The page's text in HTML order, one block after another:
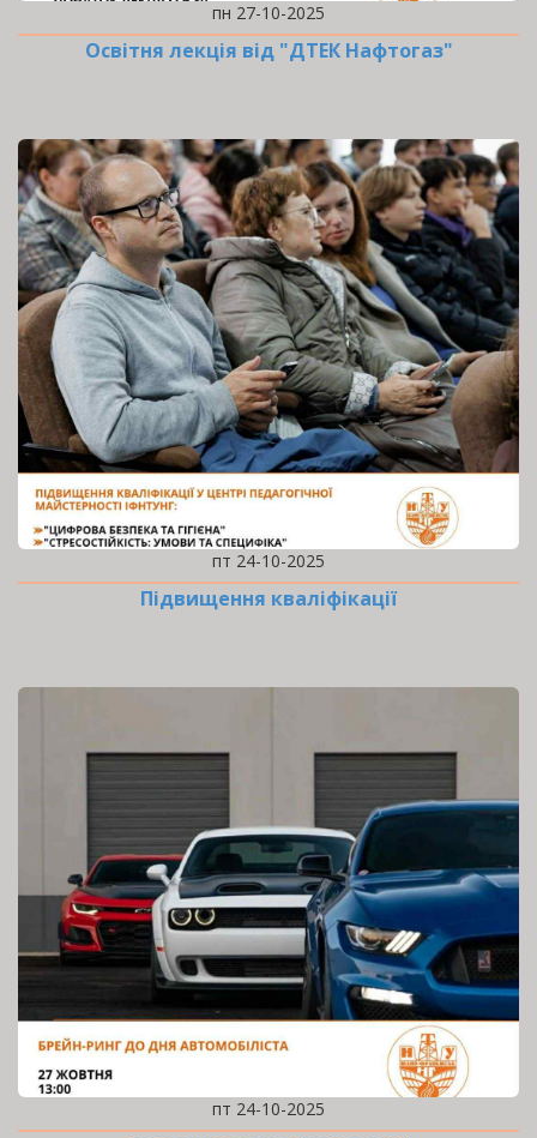
пн 27-10-2025
Освітня лекція від "ДТЕК Нафтогаз"
пт 24-10-2025
Підвищення кваліфікації
пт 24-10-2025